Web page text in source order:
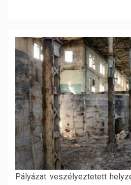
Pályázat veszélyeztetett